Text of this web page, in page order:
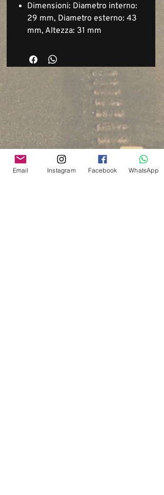
Dimensioni: Diametro interno:
29 mm, Diametro esterno: 43
mm, Altezza: 31 mm
Email Instagram Facebook WhatsApp